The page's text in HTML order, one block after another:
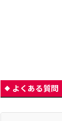
よくある質問